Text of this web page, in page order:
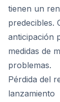
tienen un
predecibles.
anticipación
medidas de
problemas.
Pérdida del
lanzamiento